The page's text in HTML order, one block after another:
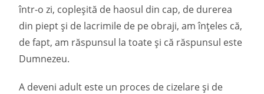
într-o zi, copleșită de haosul din cap, de durerea
din piept și de lacrimile de pe obraji, am înțeles că,
de fapt, am răspunsul la toate și că răspunsul este
Dumnezeu.
A deveni adult este un proces de cizelare și de